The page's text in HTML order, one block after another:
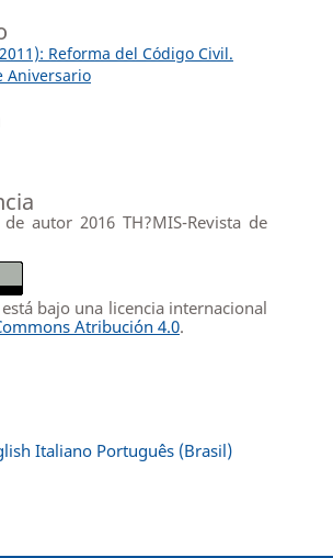
Reforma del Código Civil.
Aniversario
de autor 2016 TH?MIS-Revista de
bajo una licencia internacional
Atribución 4.0.
Italiano Português (Brasil)